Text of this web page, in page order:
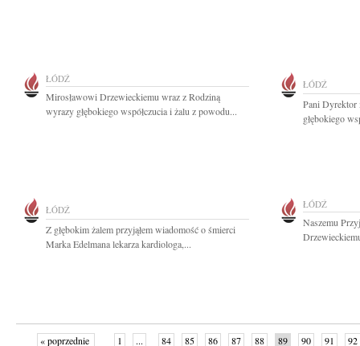
ŁÓDŹ
Mirosławowi Drzewieckiemu wraz z Rodziną
wyrazy głębokiego współczucia i żalu z powodu...
ŁÓDŹ
Pani
głębokiego
ŁÓDŹ
Z głębokim żalem przyjąłem wiadomość o śmierci
Marka Edelmana lekarza kardiologa,...
ŁÓDŹ
Naszemu
« poprzednie 1 ... 84 85 86 87 88 89 90 91 92